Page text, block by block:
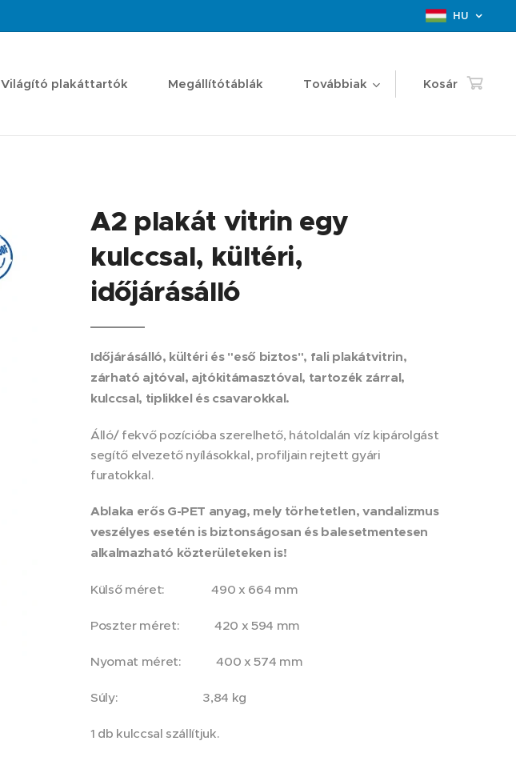
HU
Világító plakáttartók Megállítótáblák Továbbiak Kosár
A2 plakát vitrin egy
kulccsal, kültéri,
időjárásálló
Időjárásálló, kültéri és "eső biztos", fali plakátvitrin,
zárható ajtóval, ajtókitámasztóval, tartozék zárral,
kulccsal, tiplikkel és csavarokkal.
Álló/ fekvő pozícióba szerelhető, hátoldalán víz kipárolgást
segítő elvezető nyílásokkal, profiljain rejtett gyári
furatokkal.
Ablaka erős G-PET anyag, mely törhetetlen, vandalizmus
veszélyes esetén is biztonságosan és balesetmentesen
alkalmazható közterületeken is!
Külső méret: 490 x 664 mm
Poszter méret: 420 x 594 mm
Nyomat méret: 400 x 574 mm
Súly: 3,84 kg
1 db kulccsal szállítjuk.